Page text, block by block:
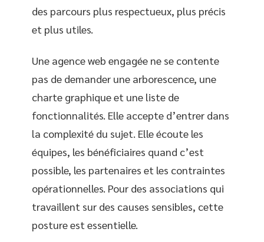
des parcours plus respectueux, plus précis
et plus utiles.
Une agence web engagée ne se contente
pas de demander une arborescence, une
charte graphique et une liste de
fonctionnalités. Elle accepte d’entrer dans
la complexité du sujet. Elle écoute les
équipes, les bénéficiaires quand c’est
possible, les partenaires et les contraintes
opérationnelles. Pour des associations qui
travaillent sur des causes sensibles, cette
posture est essentielle.